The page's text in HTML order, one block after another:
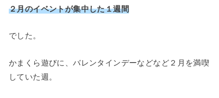
２月のイベントが集中した１週間
でした。
かまくら遊びに、バレンタインデーなどなど２月を満喫
していた週。